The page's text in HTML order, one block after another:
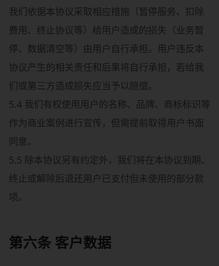
我们依据本协议采取相应措施（暂停服务、扣除
费用、终止协议等）给用户造成的损失（业务暂
停、数据清空等）由用户自行承担。用户违反本
协议产生的相关责任和后果将自行承担，若给我
们或第三方造成损失应当予以赔偿。
5.4 我们有权使用用户的名称、品牌、商标标识等
作为商业案例进行宣传，但需提前取得用户书面
同意。
5.5 除本协议另有约定外，我们将在本协议到期、
终止或解除后退还用户已支付但未使用的部分款
项。
第六条 客户数据